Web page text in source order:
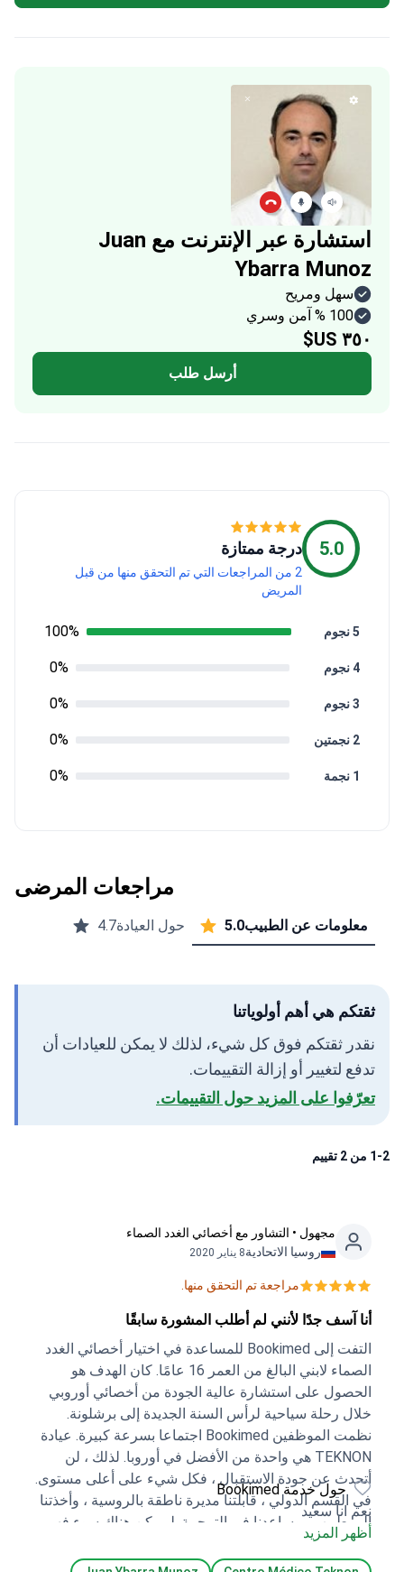
استشارة عبر الإنترنت مع Juan
Ybarra Munoz
سهل ومريح
100 % آمن وسري
٣٥٠ US$
أرسل طلب
5.0 درجة ممتازة
2 من المراجعات التي تم التحقق منها من قبل
المريض
1 نجمة 0%
2 نجمتين 0%
3 نجوم 0%
4 نجوم 0%
5 نجوم 100%
مراجعات المرضى
معلومات عن الطبيب5.0 حول العيادة4.7
ثقتكم هي أهم أولوياتنا
نقدر ثقتكم فوق كل شيء، لذلك لا يمكن للعيادات أن
تدفع لتغيير أو إزالة التقييمات.
تعرّفوا على المزيد حول التقييمات.
1-2 من 2 تقييم
مجهول • التشاور مع أخصائي الغدد الصماء
روسيا الاتحادية8 يناير 2020
مراجعة تم التحقق منها.
أنا آسف جدًا لأنني لم أطلب المشورة سابقًا
التفت إلى Bookimed للمساعدة في اختيار أخصائي الغدد
الصماء لابني البالغ من العمر 16 عامًا. كان الهدف هو
الحصول على استشارة عالية الجودة من أخصائي أوروبي
خلال رحلة سياحية لرأس السنة الجديدة إلى برشلونة.
نظمت الموظفين Bookimed اجتماعا بسرعة كبيرة. عيادة
TEKNON هي واحدة من الأفضل في أوروبا. لذلك ، لن
أتحدث عن جودة الاستقبال ، فكل شيء على أعلى مستوى.
في القسم الدولي ، قابلتنا مديرة ناطقة بالروسية ، وأخذتنا
إلى طبيب ، وساعدنا في الترجمة. لم يكن هناك سوء فهم
مع الطبيب. من السابق لأوانه الحديث عن جودة العلاج. لكن
الطبيب أوضح أنه في إسبانيا لا يستخدمون هذا الدواء (فقط
حول خدمة Bookimed
نعم انا سعيد
أظهر المزيد